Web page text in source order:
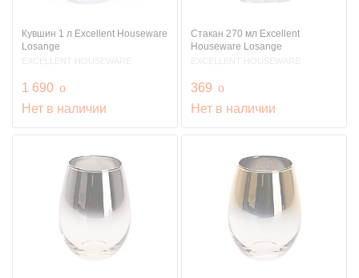
Кувшин 1 л Excellent Houseware
Losange
EXCELLENT HOUSEWARE
1 690 руб.
o
Нет в наличии
Стакан 270 мл Excellent
Houseware Losange
EXCELLENT HOUSEWARE
369 руб.
o
Нет в наличии